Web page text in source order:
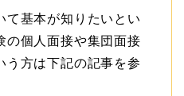
て基本が知りたいとい
の個人面接や集団面接
う方は下記の記事を参